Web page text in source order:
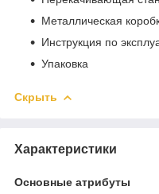
Металлическая
Инструкция по
Упаковка
Скрыть
Характеристики
Основные атрибуты